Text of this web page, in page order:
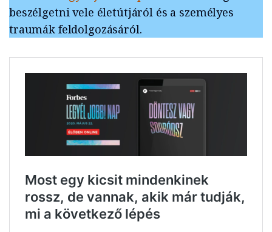
beszélgetni vele életútjáról és a személyes
traumák feldolgozásáról.